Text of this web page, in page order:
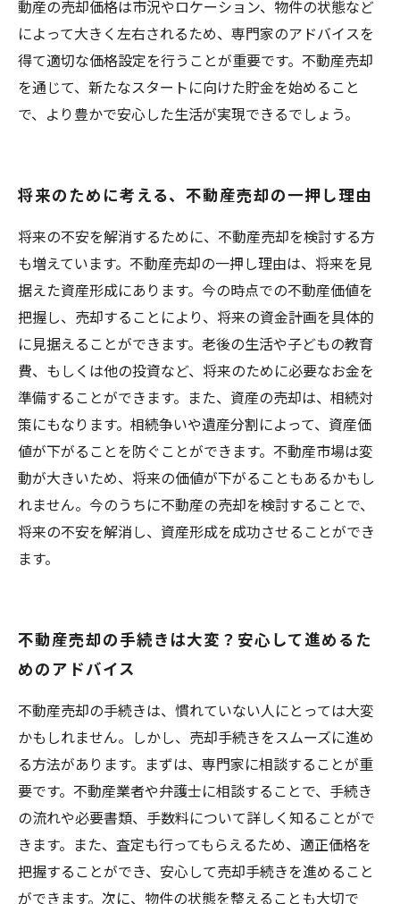
動産の売却価格は市況やロケーション、物件の状態など
によって大きく左右されるため、専門家のアドバイスを
得て適切な価格設定を行うことが重要です。不動産売却
を通じて、新たなスタートに向けた貯金を始めること
で、より豊かで安心した生活が実現できるでしょう。
将来のために考える、不動産売却の一押し理由
将来の不安を解消するために、不動産売却を検討する方
も増えています。不動産売却の一押し理由は、将来を見
据えた資産形成にあります。今の時点での不動産価値を
把握し、売却することにより、将来の資金計画を具体的
に見据えることができます。老後の生活や子どもの教育
費、もしくは他の投資など、将来のために必要なお金を
準備することができます。また、資産の売却は、相続対
策にもなります。相続争いや遺産分割によって、資産価
値が下がることを防ぐことができます。不動産市場は変
動が大きいため、将来の価値が下がることもあるかもし
れません。今のうちに不動産の売却を検討することで、
将来の不安を解消し、資産形成を成功させることができ
ます。
不動産売却の手続きは大変？安心して進めるた
めのアドバイス
不動産売却の手続きは、慣れていない人にとっては大変
かもしれません。しかし、売却手続きをスムーズに進め
る方法があります。まずは、専門家に相談することが重
要です。不動産業者や弁護士に相談することで、手続き
の流れや必要書類、手数料について詳しく知ることがで
きます。また、査定も行ってもらえるため、適正価格を
把握することができ、安心して売却手続きを進めること
ができます。次に、物件の状態を整えることも大切で